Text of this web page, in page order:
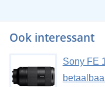
Ook interessant
Sony FE